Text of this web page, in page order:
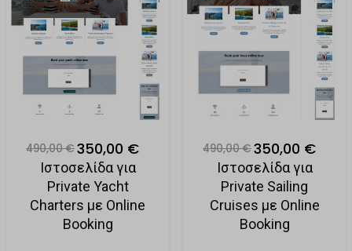
490,00 €350,00 €
Ιστοσελίδα για
Private Yacht
Charters με Online
Booking
490,00 €350,00 €
Ιστοσελίδα για
Private Sailing
Cruises με Online
Booking